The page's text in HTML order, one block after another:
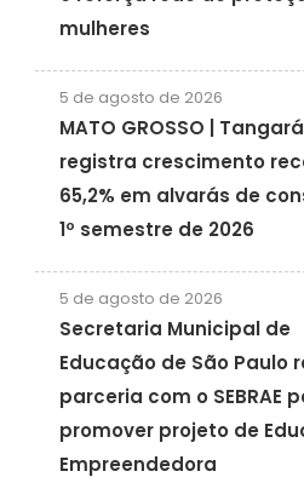
mulheres
5 de agosto de 2026
MATO GROSSO |
registra crescimento
65,2% em alvarás de
1º semestre de 2026
5 de agosto de 2026
Secretaria Municipal de
Educação de São Paulo
parceria com o SEBRAE
promover projeto de
Empreendedora